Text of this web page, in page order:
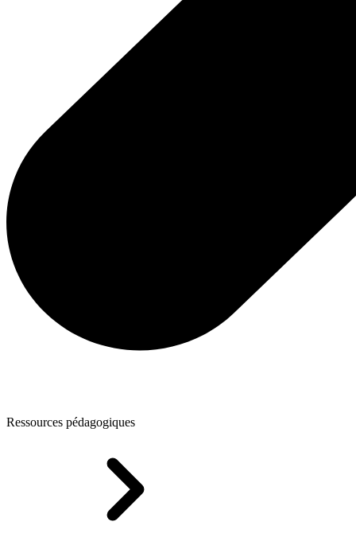
Ressources pédagogiques